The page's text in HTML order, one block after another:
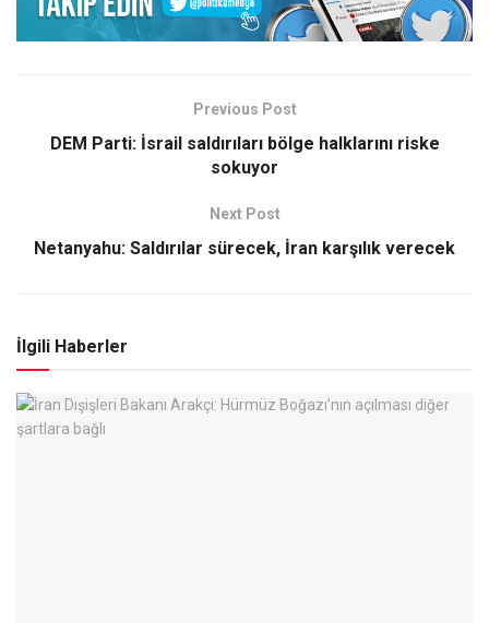
Previous Post
DEM Parti: İsrail saldırıları bölge halklarını riske
sokuyor
Next Post
Netanyahu: Saldırılar sürecek, İran karşılık verecek
İlgili Haberler